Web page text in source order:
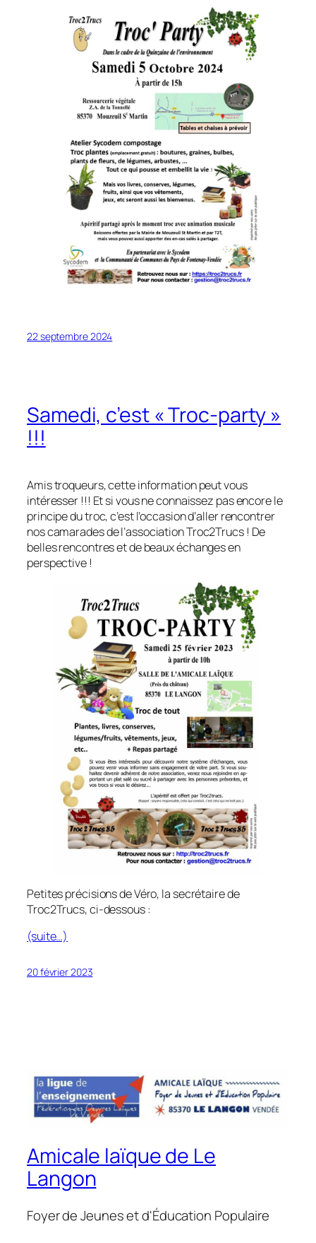
22 septembre 2024
Samedi, c’est « Troc-party »
!!!
Amis troqueurs, cette information peut vous
intéresser !!! Et si vous ne connaissez pas encore le
principe du troc, c’est l’occasion d’aller rencontrer
nos camarades de l’association Troc2Trucs ! De
belles rencontres et de beaux échanges en
perspective !
Petites précisions de Véro, la secrétaire de
Troc2Trucs, ci-dessous :
(suite…)
20 février 2023
Amicale laïque de Le
Langon
Foyer de Jeunes et d'Éducation Populaire